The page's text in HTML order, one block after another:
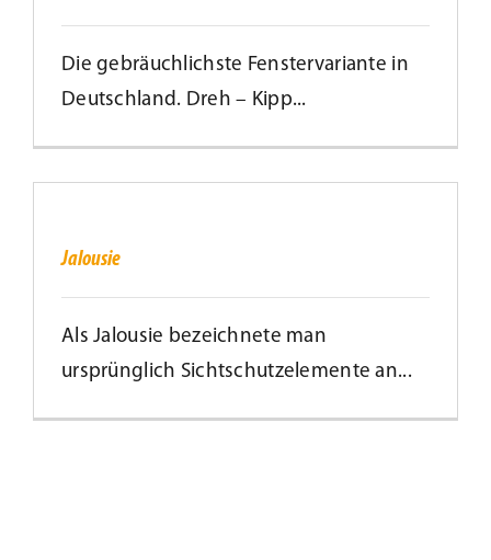
Die gebräuchlichste Fenstervariante in
Deutschland. Dreh – Kipp...
Jalousie
Als Jalousie bezeichnete man
ursprünglich Sichtschutzelemente an...